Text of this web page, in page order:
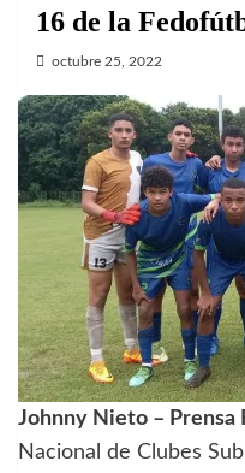
16 de la
octubre 25, 2022
Johnny Nieto – Prensa
Nacional de Clubes